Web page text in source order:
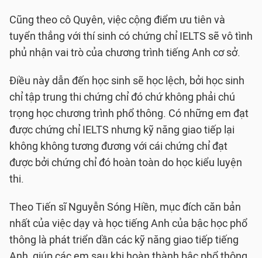
Cũng theo cô Quyên, việc cộng điểm ưu tiên và
tuyển thẳng với thí sinh có chứng chỉ IELTS sẽ vô tình
phủ nhận vai trò của chương trình tiếng Anh cơ sở.
Điều này dẫn đến học sinh sẽ học lệch, bởi học sinh
chỉ tập trung thi chứng chỉ đó chứ không phải chú
trọng học chương trình phổ thông. Có những em đạt
được chứng chỉ IELTS nhưng kỹ năng giao tiếp lại
không không tương đương với cái chứng chỉ đạt
được bởi chứng chỉ đó hoàn toàn do học kiểu luyện
thi.
Theo Tiến sĩ Nguyễn Sóng Hiền, mục đích căn bản
nhất của việc dạy và học tiếng Anh của bậc học phổ
thông là phát triển dần các kỹ năng giao tiếp tiếng